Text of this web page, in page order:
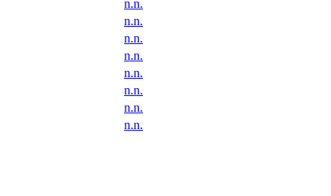
n.n.
n.n.
n.n.
n.n.
n.n.
n.n.
n.n.
n.n.